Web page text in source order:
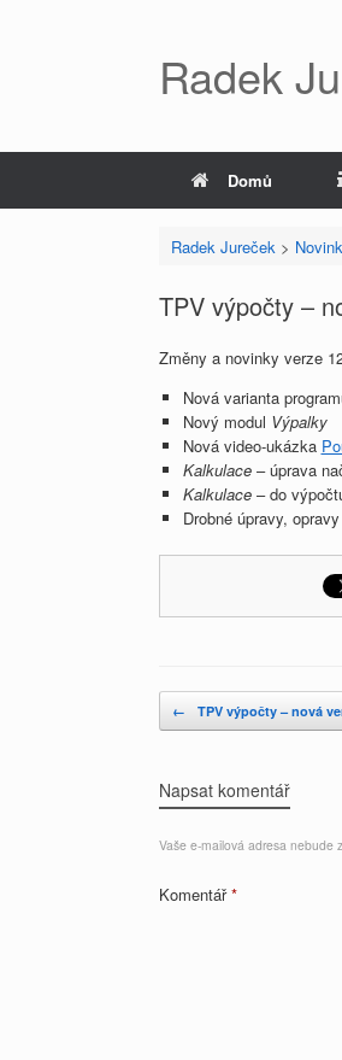
Radek
Domů
Radek Jureček >
TPV výpočty –
Změny a novinky verze
Nová varianta
Nový modul Výpalky
Nová video-ukázka
Kalkulace– úprava
Kalkulace– do
Drobné úpravy,
Post navigation
← TPV výpočty – nová
Napsat komentář
Vaše e-mailová adresa nebude
Komentář*